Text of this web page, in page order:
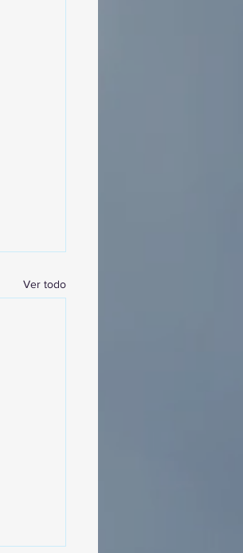
Ver todo